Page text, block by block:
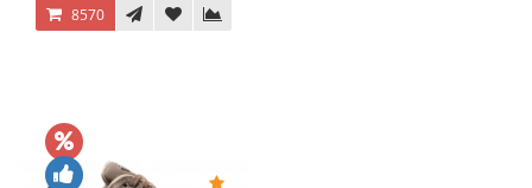
8570